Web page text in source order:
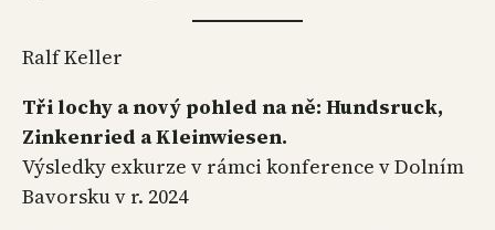
Ralf Keller
Tři lochy a nový pohled na ně: Hundsruck,
Zinkenried a Kleinwiesen.
Výsledky exkurze v rámci konference v Dolním
Bavorsku v r. 2024